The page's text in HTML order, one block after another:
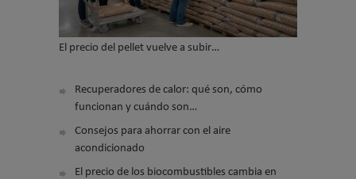
El precio del pellet vuelve a subir…
Recuperadores de calor: qué son, cómo
funcionan y cuándo son…
Consejos para ahorrar con el aire
acondicionado
El precio de los biocombustibles cambia en